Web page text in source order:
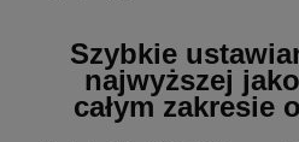
Szybkie
najwyższej
całym zakresie